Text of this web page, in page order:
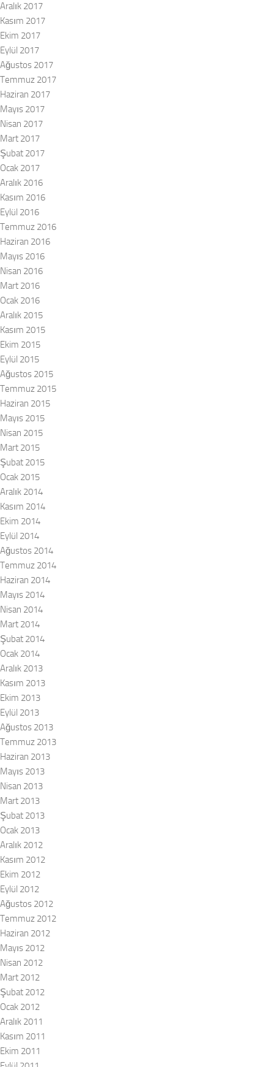
Aralık 2017
Kasım 2017
Ekim 2017
Eylül 2017
Ağustos 2017
Temmuz 2017
Haziran 2017
Mayıs 2017
Nisan 2017
Mart 2017
Şubat 2017
Ocak 2017
Aralık 2016
Kasım 2016
Eylül 2016
Temmuz 2016
Haziran 2016
Mayıs 2016
Nisan 2016
Mart 2016
Ocak 2016
Aralık 2015
Kasım 2015
Ekim 2015
Eylül 2015
Ağustos 2015
Temmuz 2015
Haziran 2015
Mayıs 2015
Nisan 2015
Mart 2015
Şubat 2015
Ocak 2015
Aralık 2014
Kasım 2014
Ekim 2014
Eylül 2014
Ağustos 2014
Temmuz 2014
Haziran 2014
Mayıs 2014
Nisan 2014
Mart 2014
Şubat 2014
Ocak 2014
Aralık 2013
Kasım 2013
Ekim 2013
Eylül 2013
Ağustos 2013
Temmuz 2013
Haziran 2013
Mayıs 2013
Nisan 2013
Mart 2013
Şubat 2013
Ocak 2013
Aralık 2012
Kasım 2012
Ekim 2012
Eylül 2012
Ağustos 2012
Temmuz 2012
Haziran 2012
Mayıs 2012
Nisan 2012
Mart 2012
Şubat 2012
Ocak 2012
Aralık 2011
Kasım 2011
Ekim 2011